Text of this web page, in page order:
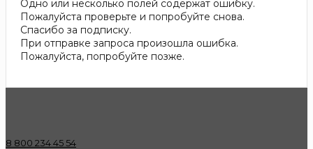
Одно или несколько полей содержат ошибку.
Пожалуйста проверьте и попробуйте снова.
Спасибо за подписку.
При отправке запроса произошла ошибка.
Пожалуйста, попробуйте позже.
8 800 234 45 54